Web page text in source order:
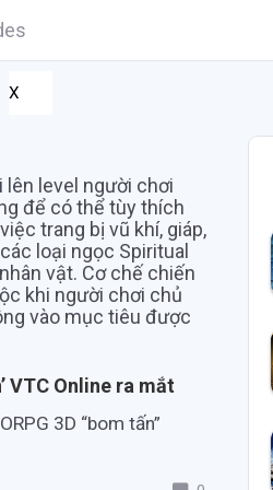
X
lên level người chơi
để có thể tùy thích
trang bị vũ khí, giáp,
loại ngọc Spiritual
vật. Cơ chế chiến
khi người chơi chủ
vào mục tiêu được
VTC Online ra mắt
3D “bom tấn”